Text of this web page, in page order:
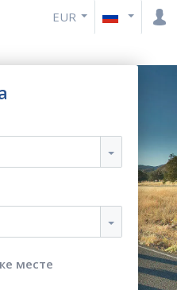
EUR
месте